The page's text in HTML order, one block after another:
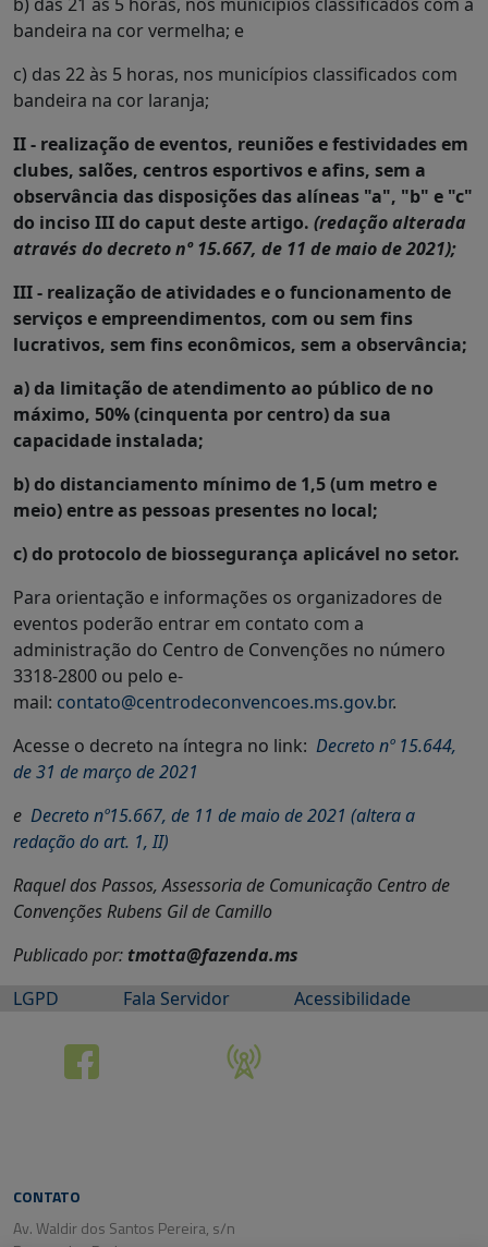
b) das 21 às 5 horas, nos municípios classificados com a
bandeira na cor vermelha; e
c) das 22 às 5 horas, nos municípios classificados com
bandeira na cor laranja;
II - realização de eventos, reuniões e festividades em
clubes, salões, centros esportivos e afins, sem a
observância das disposições das alíneas "a", "b" e "c"
do inciso III do caput deste artigo. (redação alterada
através do decreto nº 15.667, de 11 de maio de 2021);
III - realização de atividades e o funcionamento de
serviços e empreendimentos, com ou sem fins
lucrativos, sem fins econômicos, sem a observância;
a) da limitação de atendimento ao público de no
máximo, 50% (cinquenta por centro) da sua
capacidade instalada;
b) do distanciamento mínimo de 1,5 (um metro e
meio) entre as pessoas presentes no local;
c) do protocolo de biossegurança aplicável no setor.
Para orientação e informações os organizadores de
eventos poderão entrar em contato com a
administração do Centro de Convenções no número
3318-2800 ou pelo e-
mail: contato@centrodeconvencoes.ms.gov.br.
Acesse o decreto na íntegra no link: Decreto nº 15.644,
de 31 de março de 2021
e Decreto nº15.667, de 11 de maio de 2021 (altera a
redação do art. 1, II)
Raquel dos Passos, Assessoria de Comunicação Centro de
Convenções Rubens Gil de Camillo
Publicado por: tmotta@fazenda.ms
LGPD
Fala Servidor Acessibilidade
CONTATO
Av. Waldir dos Santos Pereira, s/n